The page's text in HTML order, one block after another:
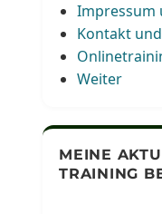
Impressum
Kontakt
Weiter
MEINE
TRAINING